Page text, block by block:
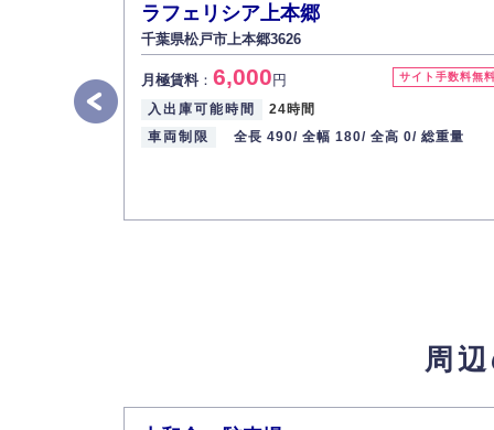
ラフェリシア上本郷
千葉県松戸市上本郷3626
サイト手数料無
月極賃料： 6,000円
入出庫可能時間
24時間
車両制限
全長 490/ 全幅 180/ 全高 0/ 総重量
周